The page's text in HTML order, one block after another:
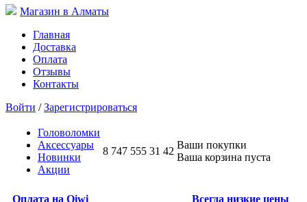
Магазин в Алматы
Главная
Доставка
Оплата
Отзывы
Контакты
Войти /Зарегистрироваться
Головоломки
Аксессуары
Новинки
Акции
8 747 555 31 42
Ваши покупки
Ваша корзина пуста
Оплата на Qiwi
Всегда низкие цены